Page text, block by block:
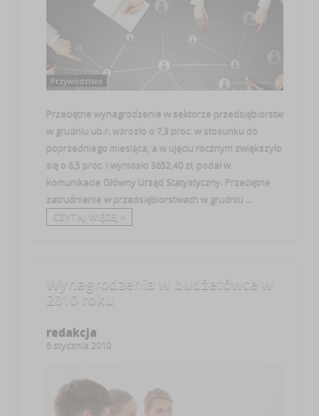
Przywództwo
Przeciętne wynagrodzenie w sektorze przedsiębiorstw
w grudniu ub.r. wzrosło o 7,3 proc. w stosunku do
poprzedniego miesiąca, a w ujęciu rocznym zwiększyło
się o 6,5 proc. i wyniosło 3652,40 zł, podał w
komunikacie Główny Urząd Statystyczny. Przeciętne
zatrudnienie w przedsiębiorstwach w grudniu ...
CZYTAJ WIĘCEJ +
Wynagrodzenia w budżetówce w
2010 roku
redakcja
6 stycznia 2010